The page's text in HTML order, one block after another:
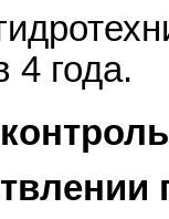
4 года.